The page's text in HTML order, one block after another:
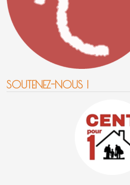
SOUTENEZ-NOUS !